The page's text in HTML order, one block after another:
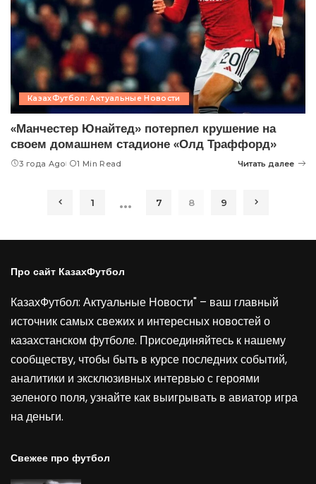
КазахФутбол: Актуальные Новости
«Манчестер Юнайтед» потерпел крушение на
своем домашнем стадионе «Олд Траффорд»
3 года Ago 1 Min Read Читать далее
1 … 7 8 9
Про сайт КазахФутбол
КазахФутбол: Актуальные Новости" – ваш главный
источник самых свежих и интересных новостей о
казахстанском футболе. Присоединяйтесь к нашему
сообществу, чтобы быть в курсе последних событий,
аналитики и эксклюзивных интервью с героями
зеленого поля, узнайте как выигрывать в авиатор игра
на деньги.
Свежее про футбол